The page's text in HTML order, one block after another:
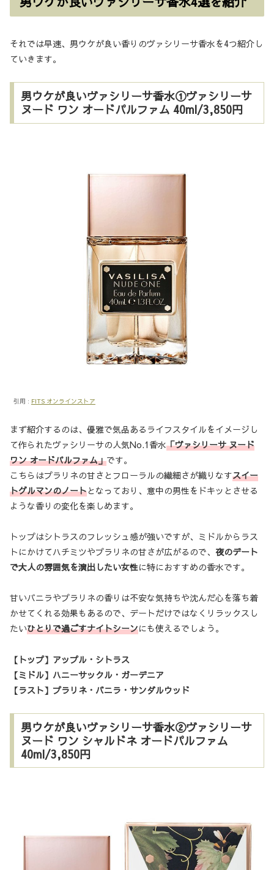
それでは早速、男ウケが良い香りのヴァシリーサ香水を4つ紹介し
ていきます。
男ウケが良いヴァシリーサ香水①ヴァシリーサ
ヌード ワン オードパルファム 40ml/3,850円
引用 : FITS オンラインストア
まず紹介するのは、優雅で気品あるライフスタイルをイメージし
て作られたヴァシリーサの人気No.1香水「ヴァシリーサ ヌード
ワン オードパルファム」です。
こちらはプラリネの甘さとフローラルの繊細さが織りなすスイー
トグルマンのノートとなっており、意中の男性をドキッとさせる
ような香りの変化を楽しめます。
トップはシトラスのフレッシュ感が強いですが、ミドルからラス
トにかけてハチミツやプラリネの甘さが広がるので、 夜のデート
で大人の雰囲気を演出したい女性に特におすすめの香水です。
甘いバニラやプラリネの香りは不安な気持ちや沈んだ心を落ち着
かせてくれる効果もあるので、デートだけではなくリラックスし
たいひとりで過ごすナイトシーンにも使えるでしょう。
【トップ】アップル・シトラス
【ミドル】ハニーサックル・ガーデニア
【ラスト】プラリネ・バニラ・サンダルウッド
男ウケが良いヴァシリーサ香水②ヴァシリーサ
ヌード ワン シャルドネ オードパルファム
40ml/3,850円